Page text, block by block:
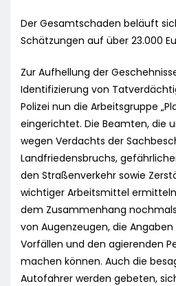
Der Gesamtschaden beläuft
Schätzungen auf über 23.000
Zur Aufhellung der
Identifizierung von
Polizei nun die Arbeitsgruppe
eingerichtet. Die Beamten, die
wegen Verdachts der
Landfriedensbruchs,
den Straßenverkehr sowie
wichtiger Arbeitsmittel
dem Zusammenhang
von Augenzeugen, die Angaben
Vorfällen und den agierenden
machen können. Auch die
Autofahrer werden gebeten,